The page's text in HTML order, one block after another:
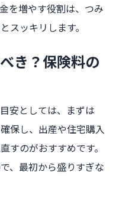
を増やす役割は、つみ
スッキリします。
き？保険料の
安としては、まずは
保し、出産や住宅購入
すのがおすすめです。
、最初から盛りすぎな